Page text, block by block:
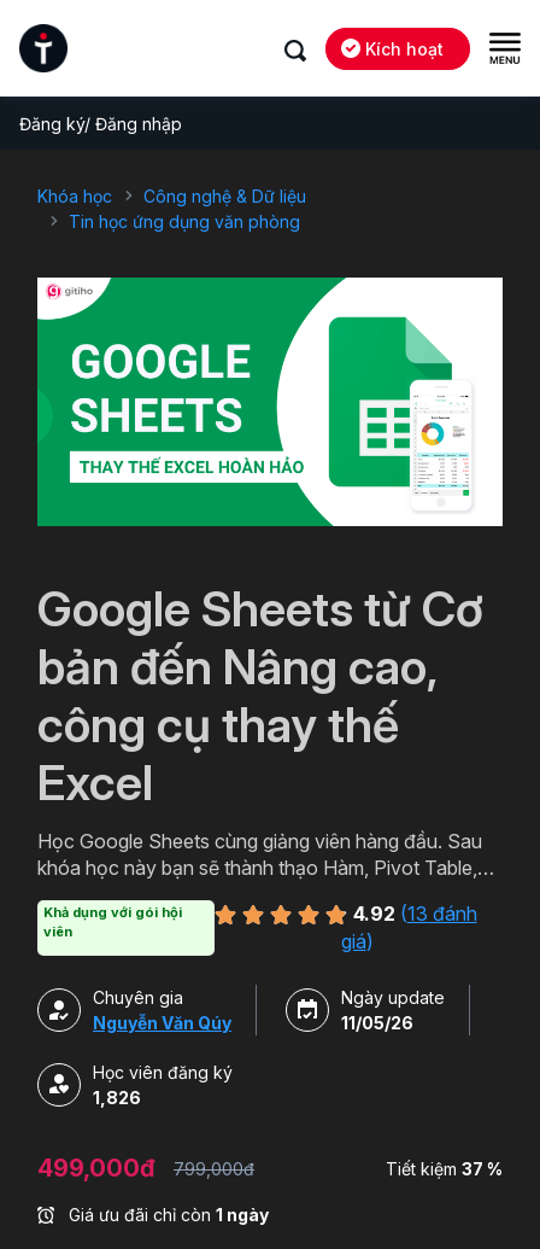
Kích hoạt
Đăng ký/ Đăng nhập
Khóa học
Công nghệ & Dữ liệu
Tin học ứng dụng văn phòng
Google Sheets từ Cơ
bản đến Nâng cao,
công cụ thay thế
Excel
Học Google Sheets cùng giảng viên hàng đầu. Sau
khóa học này bạn sẽ thành thạo Hàm, Pivot Table,
Ngoài ra bạn còn có thể học thêm Add-on và cách
sử dụng nhiều tiện ích Tuyệt vời của Google.
Khả dụng với gói hội
viên
4.92 (13 đánh
giá)
Chuyên gia
Nguyễn Văn Qúy
Ngày update
11/05/26
Học viên đăng ký
1,826
499,000đ 799,000đ Tiết kiệm 37 %
Giá ưu đãi chỉ còn 1 ngày